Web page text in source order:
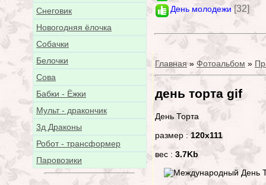
Снеговик
Новогодняя ёлочка
Собачки
Белочки
Сова
Бабки - Ёжки
Мульт - дракончик
3д Драконы
Робот - трансформер
Паровозики
День молодежи [32]
Главная» Фотоальбом »
день торта gif
День Торта
размер :120x111
вес : 3.7Kb